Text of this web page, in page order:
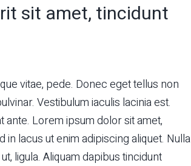
sit amet, tincidunt
vitae, pede. Donec eget tellus non
Vestibulum iaculis lacinia est.
Lorem ipsum dolor sit amet,
lacus ut enim adipiscing aliquet. Nulla
ligula. Aliquam dapibus tincidunt